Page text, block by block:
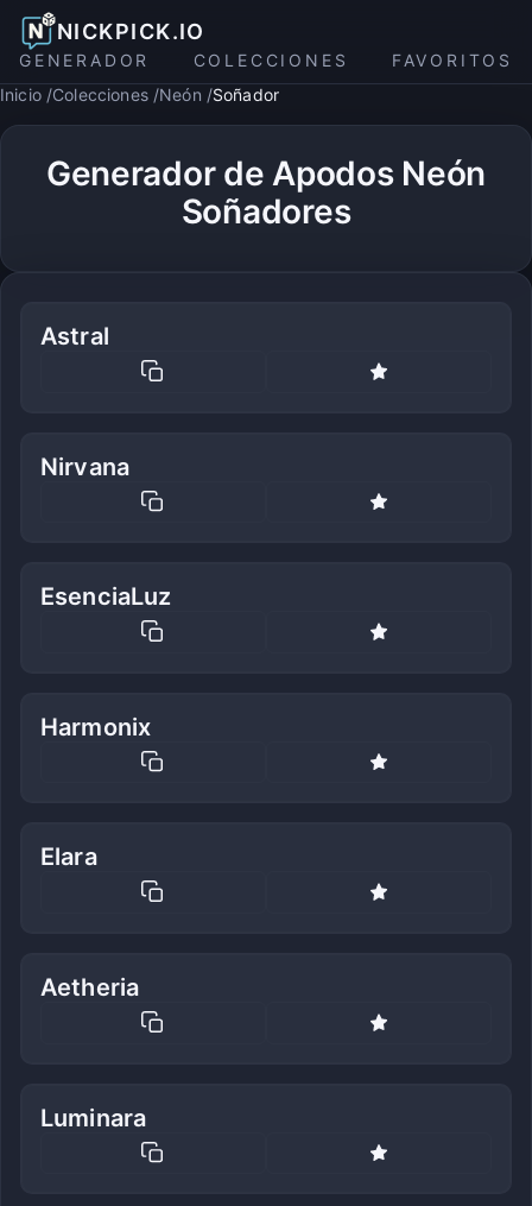
NICKPICK.IO
GENERADOR COLECCIONES
FAVORITOS
Inicio Colecciones Neón Soñador
Generador de Apodos Neón
Soñadores
Astral
Nirvana
EsenciaLuz
Harmonix
Elara
Aetheria
Luminara